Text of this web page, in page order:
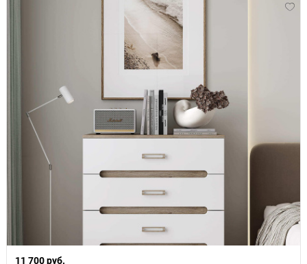
11 700 руб.